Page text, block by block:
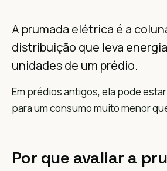
A prumada elétrica é a
distribuição que leva
unidades de um prédio.
Em prédios antigos, ela pode
para um consumo muito menor
Por que avaliar a